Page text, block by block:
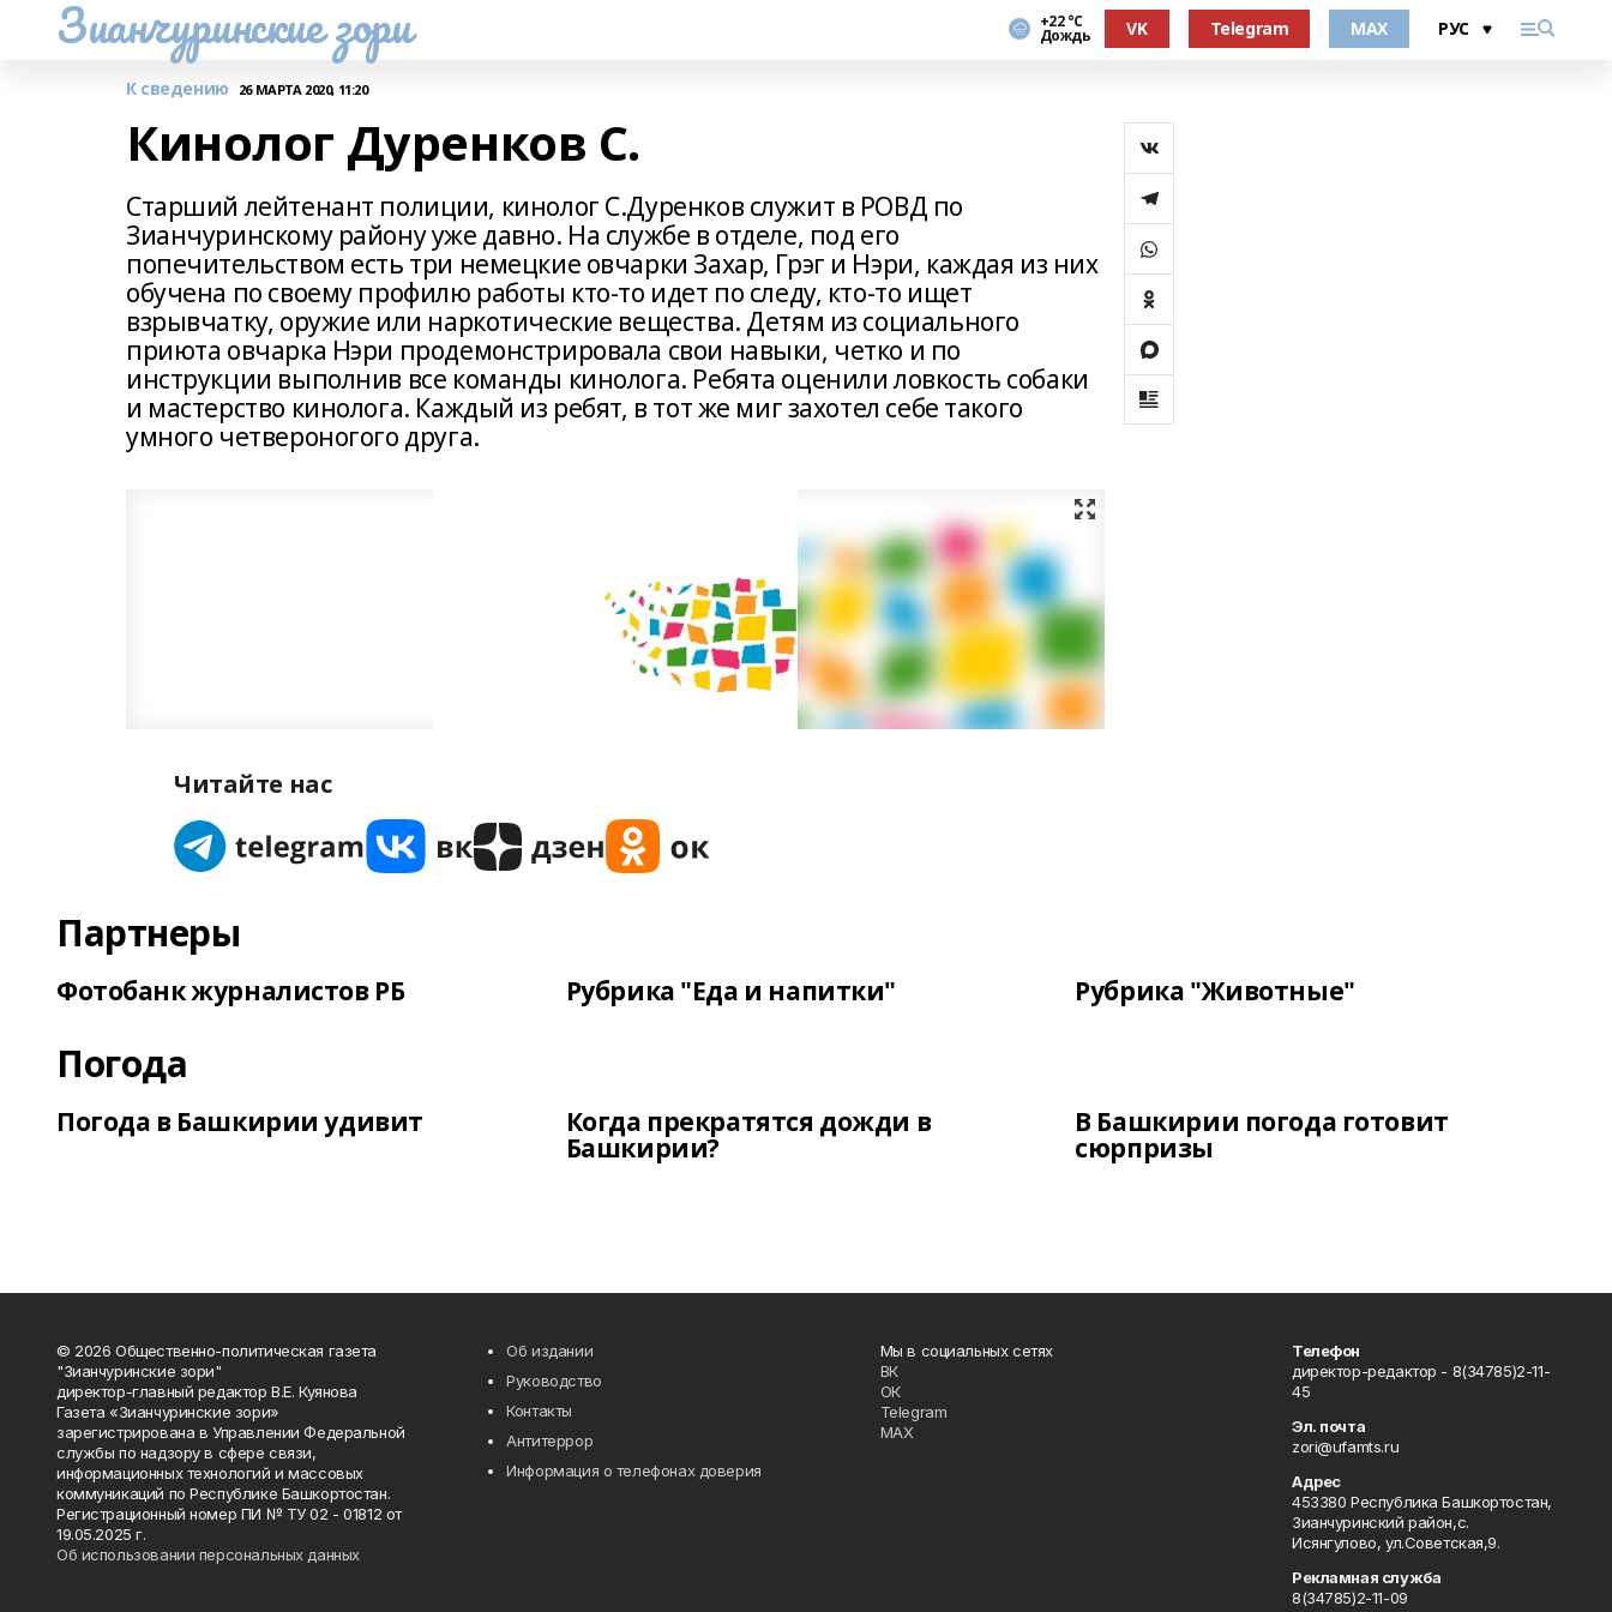
Зианчуринские зори +22 °С
Дождь VK Telegram MAX
К сведению 26 МАРТА 2020, 11:20
Кинолог Дуренков С.
Старший лейтенант полиции, кинолог С.Дуренков служит в РОВД по
Зианчуринскому району уже давно. На службе в отделе, под его
попечительством есть три немецкие овчарки Захар, Грэг и Нэри, каждая из них
обучена по своему профилю работы кто-то идет по следу, кто-то ищет
взрывчатку, оружие или наркотические вещества. Детям из социального
приюта овчарка Нэри продемонстрировала свои навыки, четко и по
инструкции выполнив все команды кинолога. Ребята оценили ловкость собаки
и мастерство кинолога. Каждый из ребят, в тот же миг захотел себе такого
умного четвероногого друга.
Читайте нас
Партнеры
Фотобанк журналистов РБ Рубрика "Еда и напитки" Рубрика "Животные"
Погода
Погода в Башкирии удивит Когда прекратятся дожди в
Башкирии?
В Башкирии погода готовит
сюрпризы
© 2026 Общественно-политическая газета
"Зианчуринские зори"
директор-главный редактор В.Е. Куянова
Газета «Зианчуринские зори»
зарегистрирована в Управлении Федеральной
службы по надзору в сфере связи,
информационных технологий и массовых
коммуникаций по Республике Башкортостан.
Регистрационный номер ПИ № ТУ 02 - 01812 от
19.05.2025 г.
Об использовании персональных данных
Об издании
Руководство
Контакты
Антитеррор
Информация о телефонах доверия
Мы в социальных сетях
ВК
ОК
Telegram
MAX
Телефон
директор-редактор - 8(34785)2-11-
45
Эл. почта
zori@ufamts.ru
Адрес
453380 Республика Башкортостан,
Зианчуринский район,с.
Исянгулово, ул.Советская,9.
Рекламная служба
8(34785)2-11-09